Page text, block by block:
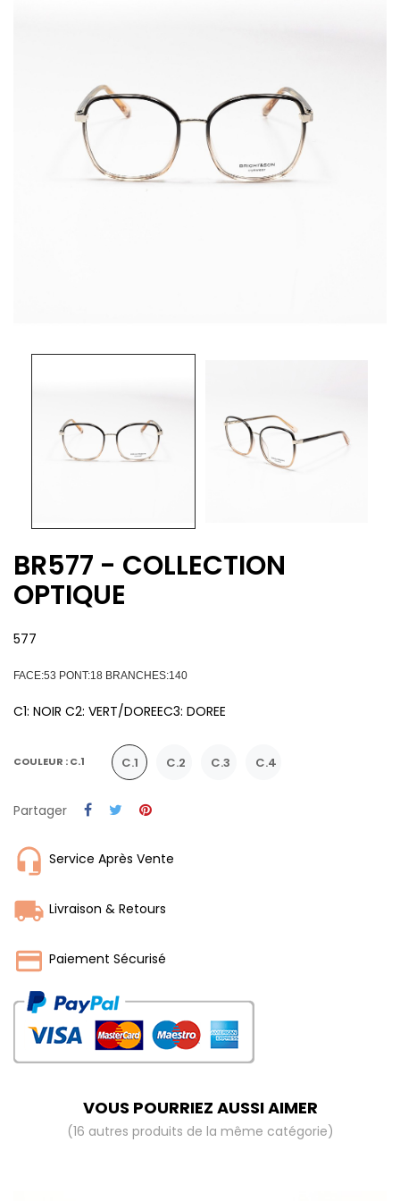
BR577 - COLLECTION
OPTIQUE
577
FACE:53 PONT:18 BRANCHES:140
C1: NOIR C2: VERT/DOREEC3: DOREE
COULEUR : C.1 C.1 C.2 C.3 C.4
Partager
Service Après Vente
Livraison & Retours
Paiement Sécurisé
VOUS POURRIEZ AUSSI AIMER
(16 autres produits de la même catégorie)